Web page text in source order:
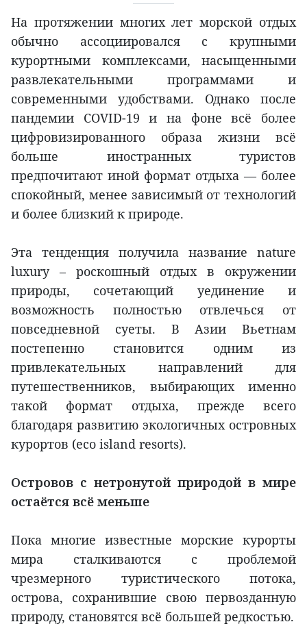
На протяжении многих лет морской отдых
обычно ассоциировался с крупными
курортными комплексами, насыщенными
развлекательными программами и
современными удобствами. Однако после
пандемии COVID-19 и на фоне всё более
цифровизированного образа жизни всё
больше иностранных туристов
предпочитают иной формат отдыха — более
спокойный, менее зависимый от технологий
и более близкий к природе.
Эта тенденция получила название nature
luxury – роскошный отдых в окружении
природы, сочетающий уединение и
возможность полностью отвлечься от
повседневной суеты. В Азии Вьетнам
постепенно становится одним из
привлекательных направлений для
путешественников, выбирающих именно
такой формат отдыха, прежде всего
благодаря развитию экологичных островных
курортов (eco island resorts).
Островов с нетронутой природой в мире
остаётся всё меньше
Пока многие известные морские курорты
мира сталкиваются с проблемой
чрезмерного туристического потока,
острова, сохранившие свою первозданную
природу, становятся всё большей редкостью.